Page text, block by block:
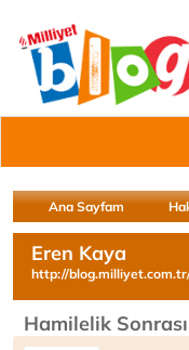
Ana Sayfam
Eren Kaya
http://
Hamilelik Sonrası